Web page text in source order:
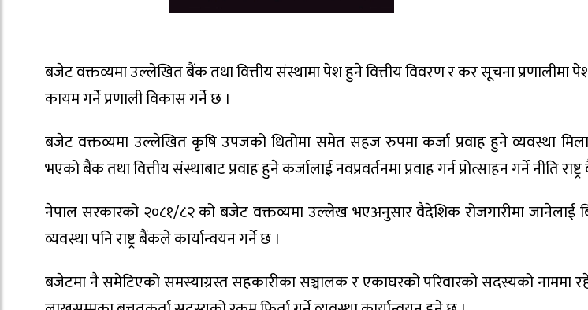
बजेट वक्तव्यमा उल्लेखित बैंक तथा वित्तीय संस्थामा पेश हुने वित्तीय विवरण र कर सूचना
कायम गर्ने प्रणाली विकास गर्ने छ ।
बजेट वक्तव्यमा उल्लेखित कृषि उपजको धितोमा समेत सहज रुपमा कर्जा प्रवाह हुने व्यवस्था
भएको बैंक तथा वित्तीय संस्थाबाट प्रवाह हुने कर्जालाई नवप्रवर्तनमा प्रवाह गर्न प्रोत्साहन गर्ने नीति
नेपाल सरकारको २०८१/८२ को बजेट वक्तव्यमा उल्लेख भएअनुसार वैदेशिक रोजगारीमा जानेलाई
व्यवस्था पनि राष्ट्र बैंकले कार्यान्वयन गर्ने छ ।
बजेटमा नै समेटिएको समस्याग्रस्त सहकारीका सञ्चालक र एकाघरको परिवारको सदस्यको नाममा